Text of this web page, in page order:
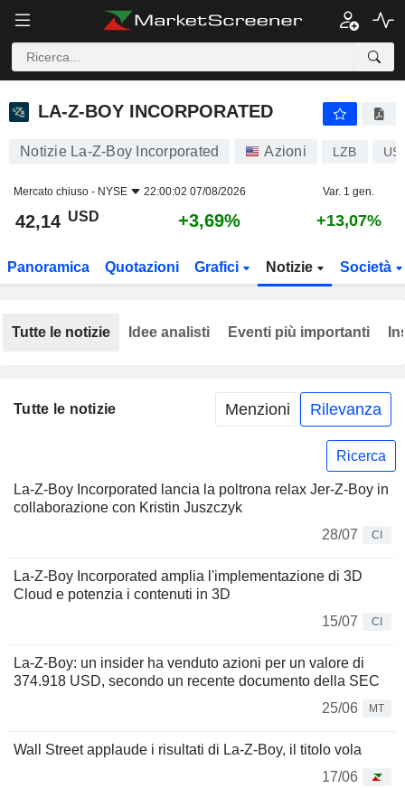
LA-Z-BOY INCORPORATED
LA-Z-BOY INCORPORATED
Notizie La-Z-Boy Incorporated Azioni LZB
Mercato chiuso - NYSE 22:00:02 07/08/2026 Var. 1 gen.
42,14 USD +3,69% +13,07%
Panoramica Quotazioni Grafici Notizie Società
Tutte le notizie Menzioni Rilevanza
Ricerca
La-Z-Boy Incorporated lancia la poltrona relax Jer-Z-Boy in
collaborazione con Kristin Juszczyk
28/07
CI
La-Z-Boy Incorporated amplia l'implementazione di 3D
Cloud e potenzia i contenuti in 3D
15/07
CI
La-Z-Boy: un insider ha venduto azioni per un valore di
374.918 USD, secondo un recente documento della SEC
25/06
MT
Wall Street applaude i risultati di La-Z-Boy, il titolo vola
17/06
Tutte le notizie Idee analisti Eventi più importanti